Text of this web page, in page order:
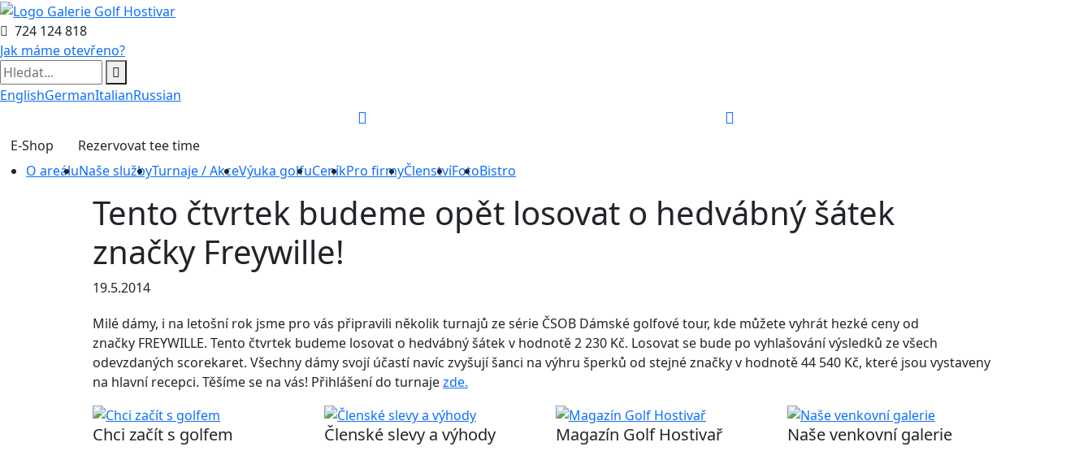
724 124 818
Jak máme otevřeno?
EnglishGermanItalianRussian
E-Shop
Rezervovat tee time
O areáluNaše službyTurnaje / AkceVýuka golfuCeníkPro firmyČlenstvíFotoBistro
Tento čtvrtek budeme opět losovat o hedvábný šátek
značky Freywille!
19.5.2014
Milé dámy, i na letošní rok jsme pro vás připravili několik turnajů ze série ČSOB Dámské golfové tour, kde můžete vyhrát hezké ceny od
značky FREYWILLE. Tento čtvrtek budeme losovat o hedvábný šátek v hodnotě 2 230 Kč. Losovat se bude po vyhlašování výsledků ze všech
odevzdaných scorekaret. Všechny dámy svojí účastí navíc zvyšují šanci na výhru šperků od stejné značky v hodnotě 44 540 Kč, které jsou vystaveny
na hlavní recepci. Těšíme se na vás! Přihlášení do turnajezde.
Chci začít s golfem Členské slevy a výhody Magazín Golf Hostivař Naše venkovní galerie